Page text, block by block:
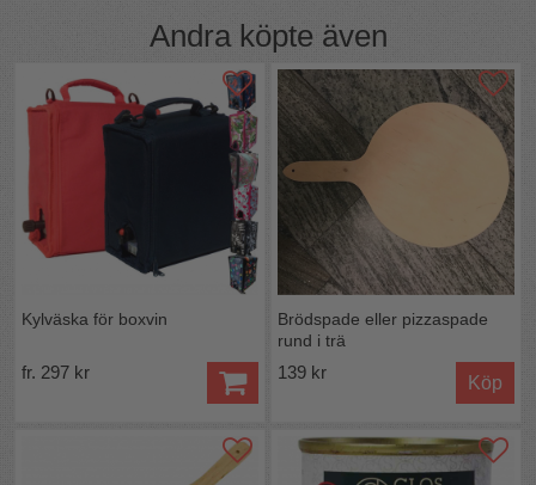
Andra köpte även
Kylväska för boxvin
fr. 297 kr
Brödspade eller pizzaspade
rund i trä
139 kr
Köp